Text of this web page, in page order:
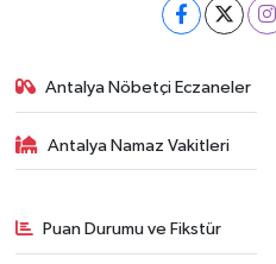
Antalya Nöbetçi Eczaneler
Antalya Namaz Vakitleri
Puan Durumu ve Fikstür